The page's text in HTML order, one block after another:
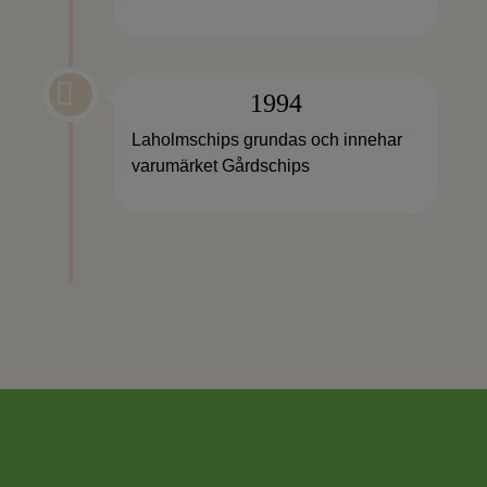
 1994
Laholmschips grundas och innehar
varumärket Gårdschips